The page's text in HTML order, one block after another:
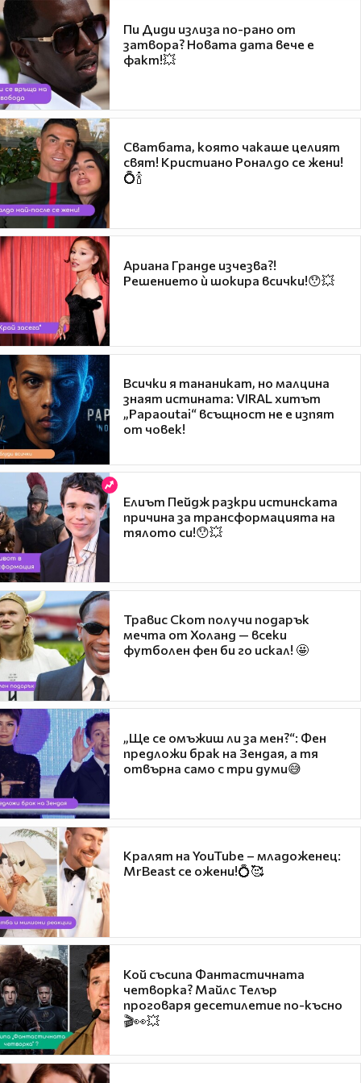
Пи Диди излиза по-рано от
затвора? Новата дата вече е
факт!💥
Сватбата, която чакаше целият
свят! Кристиано Роналдо се жени!
💍🍾
Ариана Гранде изчезва?!
Решението ѝ шокира всички!😯💥
Всички я тананикат, но малцина
знаят истината: VIRAL хитът
„Papaoutai“ всъщност не е изпят
от човек!
Елиът Пейдж разкри истинската
причина за трансформацията на
тялото си!😯💥
Травис Скот получи подарък
мечта от Холанд — всеки
футболен фен би го искал! 🤩
„Ще се омъжиш ли за мен?“: Фен
предложи брак на Зендая, а тя
отвърна само с три думи😅
Кралят на YouTube – младоженец:
MrBeast се ожени!💍🥰
Кой съсипа Фантастичната
четворка? Майлс Телър
проговаря десетилетие по-късно
🎬👀💥